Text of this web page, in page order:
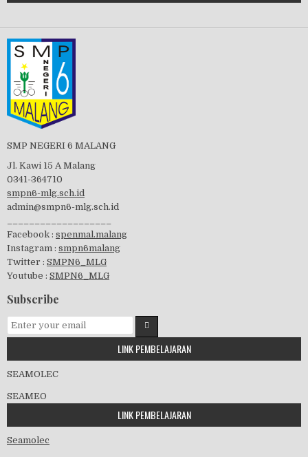
Tes Matrikulasi 2019
Perayaan HUT RI-74
visitasi PPK 2019
GSF 2019
SMP NEGERI 6 MALANG
Jl. Kawi 15 A Malang
0341-364710
smpn6-mlg.sch.id
admin@smpn6-mlg.sch.id
Facebook : spenmal.malang
Instagram : smpn6malang
Twitter : SMPN6_MLG
Youtube : SMPN6_MLG
Subscribe
LINK PEMBELAJARAN
SEAMOLEC
SEAMEO
LINK PEMBELAJARAN
Seamolec